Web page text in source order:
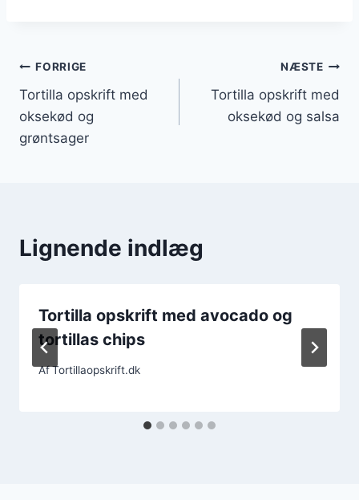
Indlægsnavigation
FORRIGE
Tortilla opskrift med
oksekød og
grøntsager
NÆSTE
Tortilla opskrift med
oksekød og salsa
Lignende indlæg
Tortilla opskrift med avocado og
tortillas chips
AfTortillaopskrift.dk